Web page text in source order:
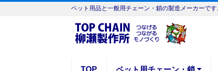
ペット用品と一般用チェーン・鎖の製造メーカーです